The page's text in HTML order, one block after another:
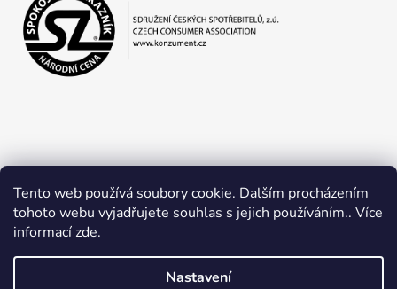
Tento web používá soubory cookie. Dalším procházením
tohoto webu vyjadřujete souhlas s jejich používáním.. Více
informacízde.
Nastavení
Obchodní podmínky Ochrana osobních údajů